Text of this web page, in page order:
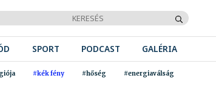
SPORT PODCAST GALÉRIA
#kék fény #hőség #energiaválság